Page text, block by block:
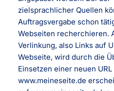
zielsprachlicher Quellen
Auftragsvergabe schon
Webseiten recherchieren.
Verlinkung, also Links auf
Webseite, wird durch die
Einsetzen einer neuen
www.meineseite.de